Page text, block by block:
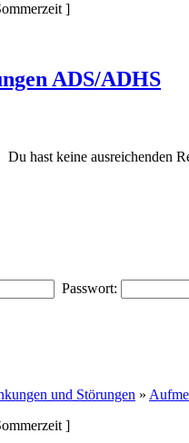
]
ADS/ADHS
Du hast keine ausreichenden
Passwort:
und Störungen »
]